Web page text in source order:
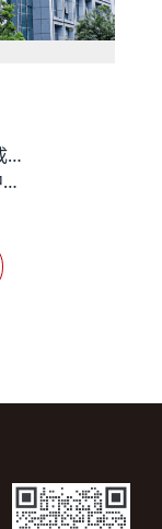
正式授牌！德必上海书城WE成黄浦区首个数字广告园区
德必集团受邀参加2023全国中青年学者文旅经济研讨会